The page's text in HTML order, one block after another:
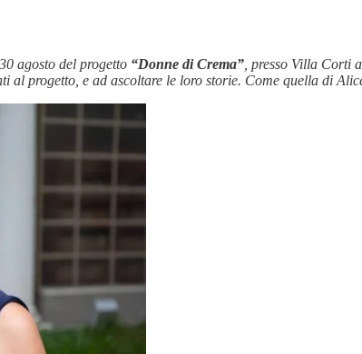
agosto del progetto “Donne di Crema” , presso Villa Corti
al progetto, e ad ascoltare le loro storie. Come quella di